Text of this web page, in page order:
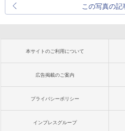
この写真の記
本サイトのご利用について
広告掲載のご案内
プライバシーポリシー
インプレスグループ